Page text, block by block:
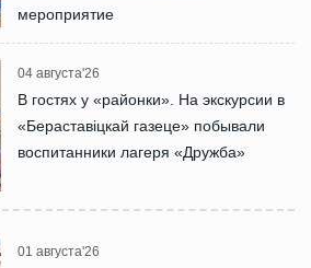
мероприятие
04 августа'26
В гостях у «районки». На экскурсии в
«Бераставіцкай газеце» побывали
воспитанники лагеря «Дружба»
01 августа'26